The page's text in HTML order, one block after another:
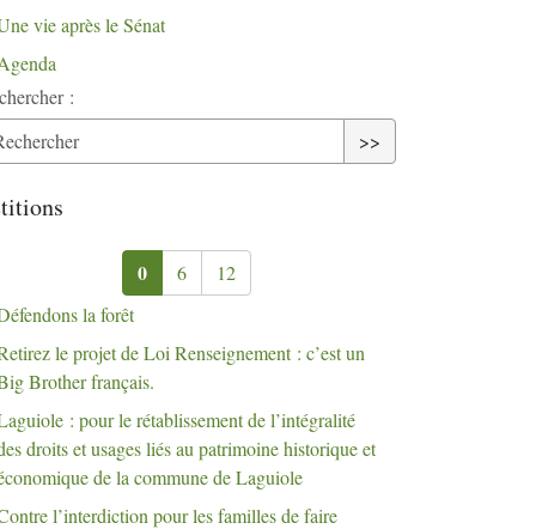
vie après le Sénat
:
>>
0 6
12
la forêt
le projet de Loi Renseignement : c’est un
Brother français.
: pour le rétablissement de l’intégralité
droits et usages liés au patrimoine historique et
de la commune de Laguiole
l’interdiction pour les familles de faire